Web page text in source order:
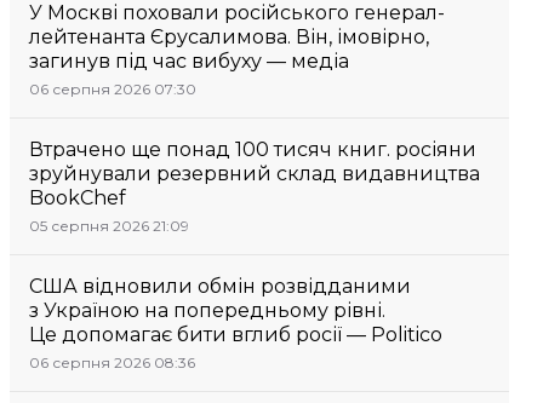
У Москві поховали російського генерал-
лейтенанта Єрусалимова. Він, імовірно,
загинув під час вибуху — медіа
06 серпня 2026 07:30
Втрачено ще понад 100 тисяч книг. росіяни
зруйнували резервний склад видавництва
BookChef
05 серпня 2026 21:09
США відновили обмін розвідданими
з Україною на попередньому рівні.
Це допомагає бити вглиб росії — Politico
06 серпня 2026 08:36